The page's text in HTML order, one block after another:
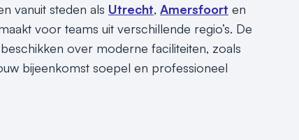
vanuit steden als Utrecht, Amersfoort en
voor teams uit verschillende regio’s. De
over moderne faciliteiten, zoals
bijeenkomst soepel en professioneel